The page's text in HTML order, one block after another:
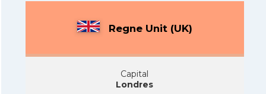
Regne Unit (UK)
Capital
Londres